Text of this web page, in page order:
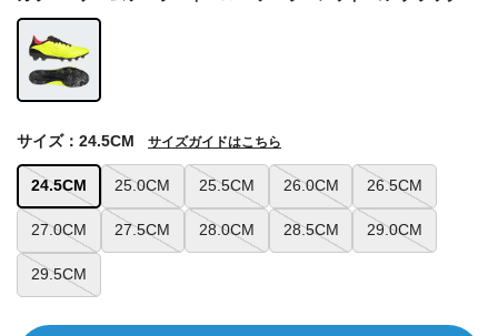
24.5CM 25.0CM 25.5CM 26.0CM 26.5CM
27.0CM 27.5CM 28.0CM 28.5CM 29.0CM
29.5CM
サイズ：24.5CM サイズガイドはこちら